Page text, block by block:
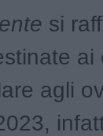
si
ai
agli